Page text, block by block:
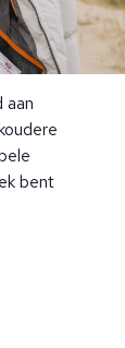
aan
bent